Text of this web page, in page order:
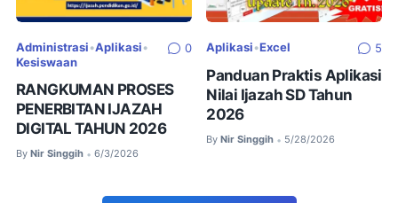
Administrasi •Aplikasi •
Kesiswaan
0
RANGKUMAN PROSES
PENERBITAN IJAZAH
DIGITAL TAHUN 2026
By Nir Singgih • 6/3/2026
Aplikasi •Excel 5
Panduan Praktis Aplikasi
Nilai Ijazah SD Tahun
2026
By Nir Singgih • 5/28/2026